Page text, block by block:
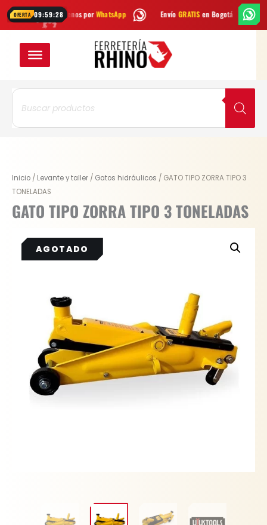
OFERTA 09:59:28
Escríbenos porWhatsApp Envío GRATISen Bogotá Envío
contenido
Búsqueda
productos
Inicio / Levante y taller / Gatos hidráulicos / GATO TIPO ZORRA TIPO 3
TONELADAS
GATO TIPO ZORRA TIPO 3 TONELADAS
Original
price
was:
$ 586.200.
Current
price
is:
$ 468.960.